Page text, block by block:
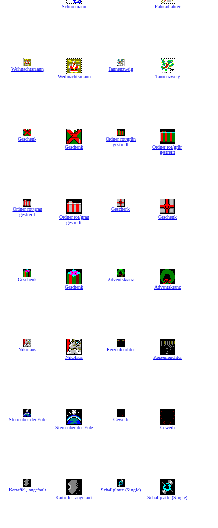
Schneemann
Fahrradfahrer
Weihnachtsmann
Weihnachtsmann
Tannenzweig
Tannenzweig
Geschenk
Geschenk
Ordner rot/grün
gestreift
Ordner rot/grün
gestreift
Ordner rot/grau
gestreift
Ordner rot/grau
gestreift
Geschenk
Geschenk
Geschenk
Geschenk
Adventskranz
Adventskranz
Nikolaus
Nikolaus
Kerzenleuchter
Kerzenleuchter
Stern über der Erde
Stern über der Erde
Geweih
Geweih
Kartoffel, angefault
Kartoffel, angefault
Schallplatte (Single)
Schallplatte (Single)